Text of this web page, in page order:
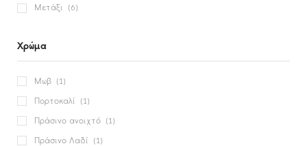
Μετάξι (6)
Χρώμα
Μωβ (1)
Πορτοκαλί (1)
Πράσινο ανοιχτό (1)
Πράσινο Λαδί (1)